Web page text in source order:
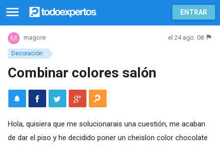
ENTRAR
Decoración
magore el 24 ago. 08
Combinar colores salón
Hola, quisiera que me solucionarais una cuestión, me acaban
de dar el piso y he decidido poner un cheislon color chocolate